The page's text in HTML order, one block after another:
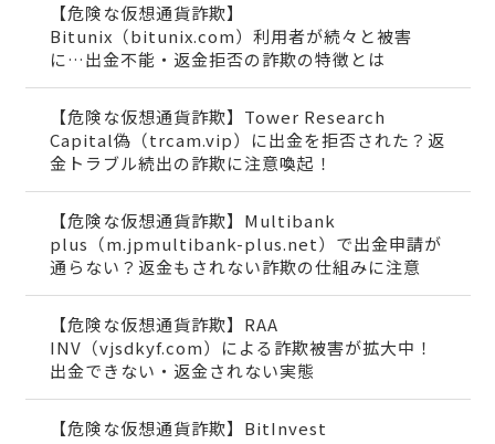
【危険な仮想通貨詐欺】
Bitunix（bitunix.com）利用者が続々と被害
に…出金不能・返金拒否の詐欺の特徴とは
【危険な仮想通貨詐欺】Tower Research
Capital偽（trcam.vip）に出金を拒否された？返
金トラブル続出の詐欺に注意喚起！
【危険な仮想通貨詐欺】Multibank
plus（m.jpmultibank-plus.net）で出金申請が
通らない？返金もされない詐欺の仕組みに注意
【危険な仮想通貨詐欺】RAA
INV（vjsdkyf.com）による詐欺被害が拡大中！
出金できない・返金されない実態
【危険な仮想通貨詐欺】BitInvest